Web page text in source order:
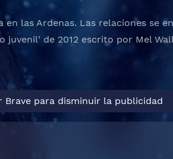
las Ardenas. Las relaciones se
de 2012 escrito por Mel
para disminuir la publicidad